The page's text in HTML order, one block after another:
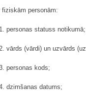
fiziskām personām:
personas statuss notikumā;
vārds (vārdi) un uzvārds
personas kods;
dzimšanas datums;